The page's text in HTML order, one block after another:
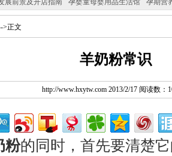
展前景及开店指南 孕婴童母婴用品生活馆 孕期营
>正文
羊奶粉常识
http://www.hxytw.com 2013/2/17 阅读数：
粉的同时，首先要清楚